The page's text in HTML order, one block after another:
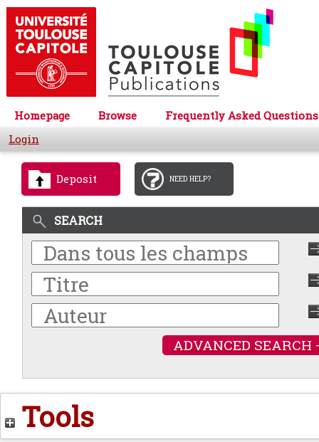
Homepage Browse
Frequently Asked Questions
Login
Deposit NEED HELP?
SEARCH
ADVANCED SEARCH
Tools